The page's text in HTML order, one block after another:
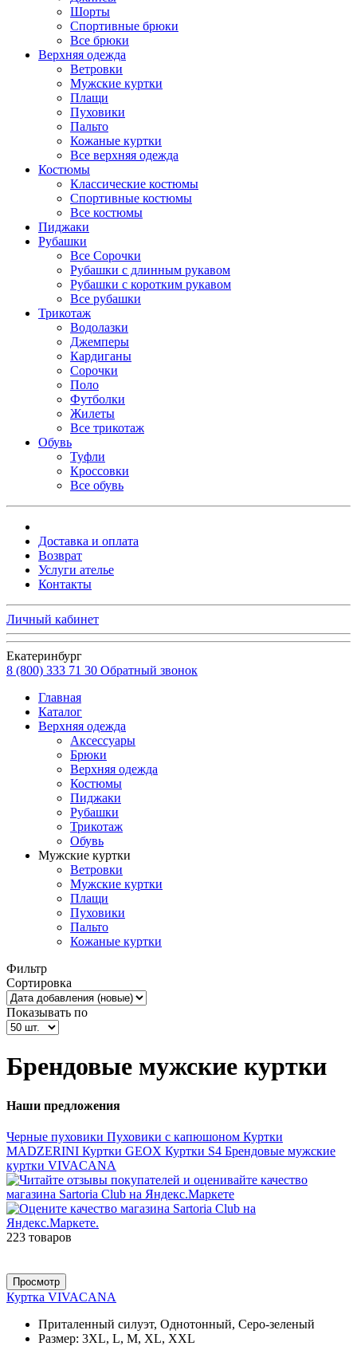
Шорты
Спортивные брюки
Все брюки
Верхняя одежда
Ветровки
Мужские куртки
Плащи
Пуховики
Пальто
Кожаные куртки
Все верхняя одежда
Костюмы
Классические костюмы
Спортивные костюмы
Все костюмы
Пиджаки
Рубашки
Все Сорочки
Рубашки с длинным рукавом
Рубашки с коротким рукавом
Все рубашки
Трикотаж
Водолазки
Джемперы
Кардиганы
Сорочки
Поло
Футболки
Жилеты
Все трикотаж
Обувь
Туфли
Кроссовки
Все обувь
Доставка и оплата
Возврат
Услуги ателье
Контакты
Личный кабинет
Екатеринбург
8 (800) 333 71 30 Обратный звонок
Главная
Каталог
Верхняя одежда
Аксессуары
Брюки
Верхняя одежда
Костюмы
Пиджаки
Рубашки
Трикотаж
Обувь
Мужские куртки
Ветровки
Мужские куртки
Плащи
Пуховики
Пальто
Кожаные куртки
Фильтр
Сортировка
Показывать по
Брендовые мужские куртки
Наши предложения
Черные пуховики Пуховики с капюшоном Куртки
MADZERINI Куртки GEOX Куртки S4 Брендовые мужские
куртки VIVACANA
223 товаров
Просмотр
Куртка VIVACANA
Приталенный силуэт, Однотонный, Серо-зеленый
Размер: 3XL, L, M, XL, XXL